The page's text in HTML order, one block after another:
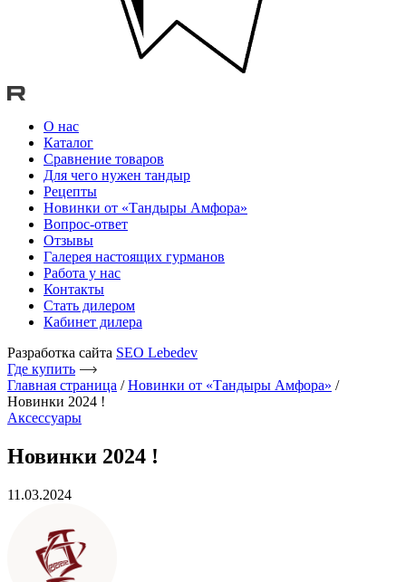
О нас
Каталог
Сравнение товаров
Для чего нужен тандыр
Рецепты
Новинки от «Тандыры Амфора»
Вопрос-ответ
Отзывы
Галерея настоящих гурманов
Работа у нас
Контакты
Стать дилером
Кабинет дилера
Разработка сайта SEO Lebedev
Где купить
Главная страница /Новинки от «Тандыры Амфора» /
Новинки 2024 !
Аксессуары
Новинки 2024 !
11.03.2024